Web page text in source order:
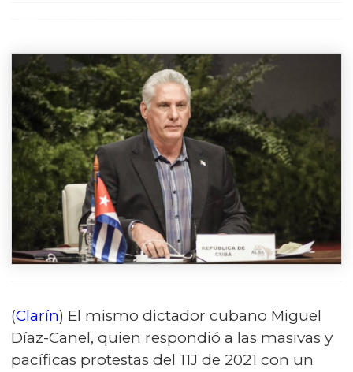
(Clarín) El mismo dictador cubano Miguel
Díaz-Canel, quien respondió a las masivas y
pacíficas protestas del 11J de 2021 con un